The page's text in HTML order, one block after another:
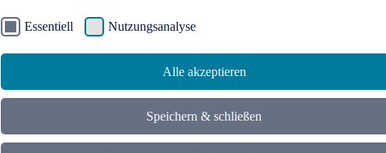
Essentiell Nutzungsanalyse
Alle akzeptieren
Speichern & schließen